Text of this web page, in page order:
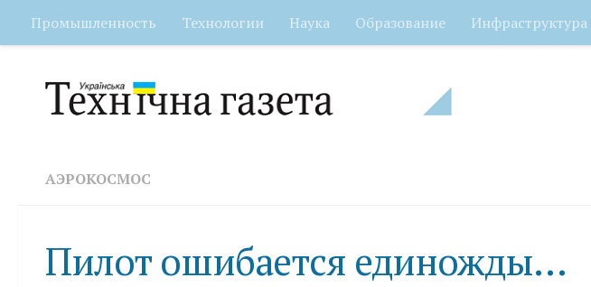
Перейти к содержимому
Промышленность Технологии Наука Образование Инфраструктура
АЭРОКОСМОС
Пилот ошибается единожды…